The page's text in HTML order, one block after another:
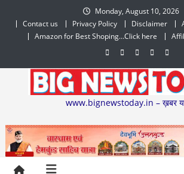
content
Monday, August 10, 2026
Contact us
Privacy Policy Disclaimer
Amazon for Best Shoping…Click here
www.bignewstoday.in – ख़बर